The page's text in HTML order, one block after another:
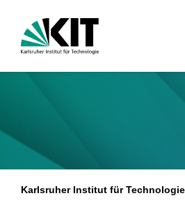
Karlsruher Institut für Technologie